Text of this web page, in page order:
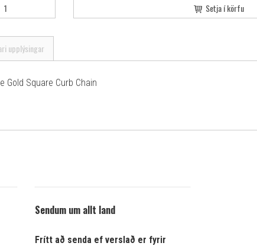
Setja í körfu
upplýsingar
Gold Square Curb Chain
Sendum um allt land
Frítt að senda ef verslað er fyrir